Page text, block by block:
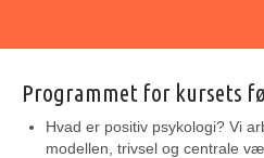
Programmet for kursets
Hvad er positiv psykologi? Vi
modellen, trivsel og centrale